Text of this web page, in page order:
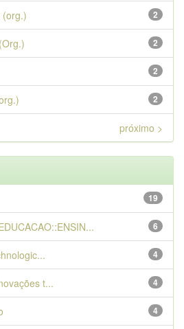
2
(org.)
2
2
2
próximo >
19
6
4
4
t...
4